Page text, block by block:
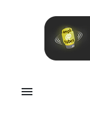
